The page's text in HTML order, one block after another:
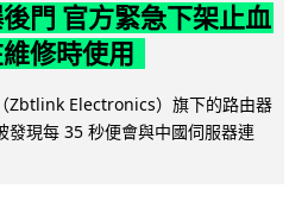
門 官方緊急下架止血
修時使用
Zbtlink Electronics）旗下的路由器
發現每 35 秒便會與中國伺服器連